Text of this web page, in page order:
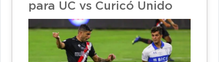
para UC vs Curicó Unido